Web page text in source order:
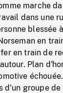
marche
dans une
blessée
en
en train de
Plan
d'un groupe